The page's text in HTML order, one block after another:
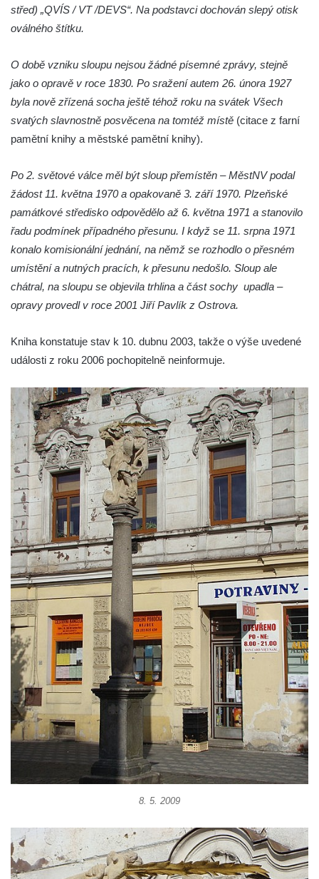
Socha svatého Prokopa na návsi v
Ředhošti
Sloup svatého Václava u hřbitova v
Postoloprtech
Sloup Panny Marie na jižním okraji Mařenic
Podještědí – Markvarticích u Palmeho
dvora
Sloup Panny Marie v zámecké zahradě v
Teplicích
Poděbrad v Duchcově
Sloup Nejsvětější Trojice na Krakonošově
Sloup Panny Marie na Dolním náměstí v
Olomouci
Sloup Panny Marie na Masarykově náměstí
ve Vyškově
Sloup Panny Marie na Masarykově náměstí
v Hodoníně
Sloup svatého Františka Xaverského v
Krupce
Sloup svatého Václava u kostela svatých
Šimona a Judy v Lenešicích
Sloup svatého Isidora u hřbitova Šlapanice
Sloup Panny Marie na hřbitově ve Slaném
Sloup Panny Marie na Husově náměstí v
Rakovníku
Sloup Panny Marie na náměstí krále
Vladislava ve Velvarech
Sloup Nejsvětější Trojice v zahradě domu
čp. 174 na návsi v Podsedicích
Sloup svatého Floriána a svatého Vavřince
Sloup svatého Jana Nepomuckého v
Budyni nad Ohří
Sloup Panny Marie v klášteře v Oseku
střed) „QVÍS / VT /DEVS“. Na podstavci dochován slepý otisk
oválného štítku.
O době vzniku sloupu nejsou žádné písemné zprávy, stejně
jako o opravě v roce 1830. Po sražení autem 26. února 1927
byla nově zřízená socha ještě téhož roku na svátek Všech
svatých slavnostně posvěcena na tomtéž místě (citace z farní
pamětní knihy a městské pamětní knihy).
Po 2. světové válce měl být sloup přemístěn – MěstNV podal
žádost 11. května 1970 a opakovaně 3. září 1970. Plzeňské
památkové středisko odpovědělo až 6. května 1971 a stanovilo
řadu podmínek případného přesunu. I když se 11. srpna 1971
konalo komisionální jednání, na němž se rozhodlo o přesném
umístění a nutných pracích, k přesunu nedošlo. Sloup ale
chátral, na sloupu se objevila trhlina a část sochy upadla –
opravy provedl v roce 2001 Jiří Pavlík z Ostrova.
Kniha konstatuje stav k 10. dubnu 2003, takže o výše uvedené
události z roku 2006 pochopitelně neinformuje.
8. 5. 2009